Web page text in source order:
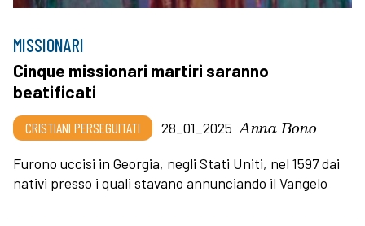
MISSIONARI
Cinque missionari martiri saranno
beatificati
CRISTIANI PERSEGUITATI 28_01_2025 Anna Bono
Furono uccisi in Georgia, negli Stati Uniti, nel 1597 dai
nativi presso i quali stavano annunciando il Vangelo